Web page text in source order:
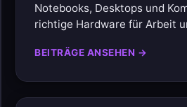
Notebooks, Desktops und
richtige Hardware für Arbeit
BEITRÄGE ANSEHEN →